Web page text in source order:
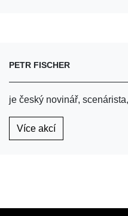
PETR FISCHER
je český novinář,
Více akcí